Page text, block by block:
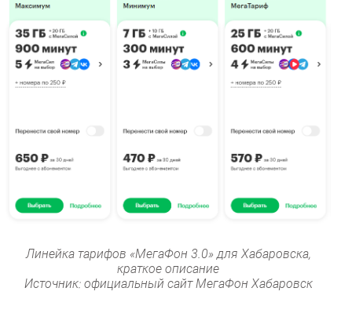
Линейка тарифов «МегаФон 3.0» для Хабаровска,
краткое описание
Источник: официальный сайт МегаФон Хабаровск